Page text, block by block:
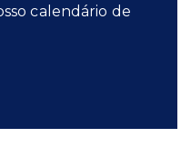
calendário de